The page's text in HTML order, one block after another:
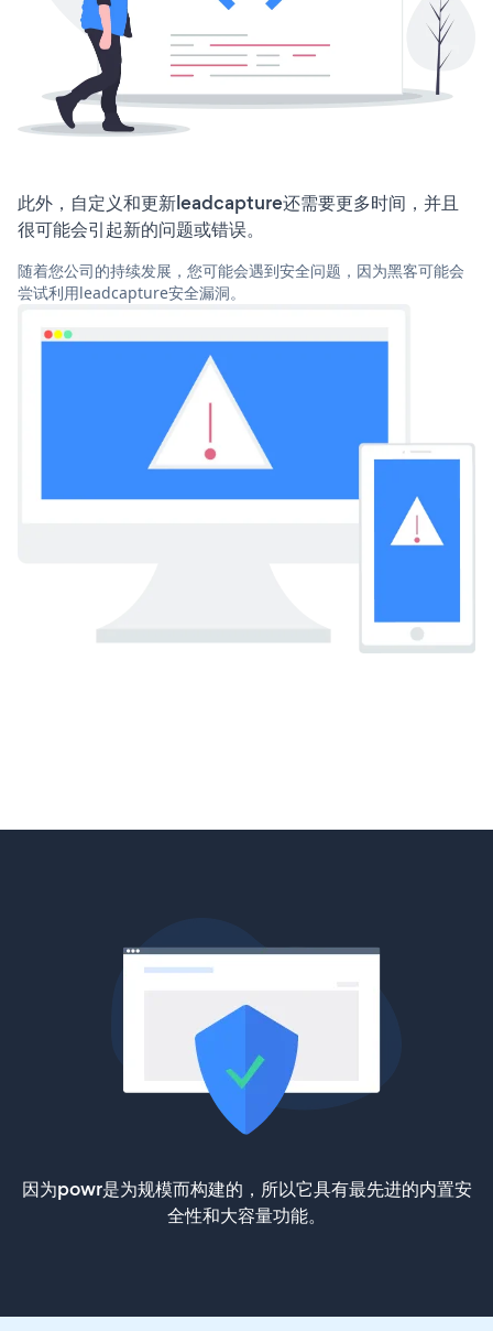
此外，自定义和更新leadcapture还需要更多时间，并且
很可能会引起新的问题或错误。
随着您公司的持续发展，您可能会遇到安全问题，因为黑客可能会
尝试利用leadcapture安全漏洞。
因为powr是为规模而构建的，所以它具有最先进的内置安
全性和大容量功能。